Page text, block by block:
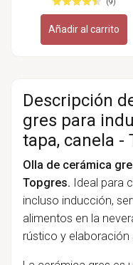
(9)
Añadir al carrito
Descripción
gres para
tapa, canela -
Olla de cerámica
Topgres. Ideal para
incluso inducción,
alimentos en la
rústico y elaboración